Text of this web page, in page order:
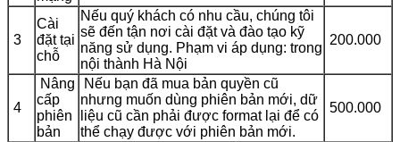
3
Cài
đặt tại
chỗ
Nếu quý khách có nhu cầu, chúng tôi
sẽ đến tận nơi cài đặt và đào tạo kỹ
năng sử dụng. Phạm vi áp dụng: trong
nội thành Hà Nội
200.000
4
Nâng
cấp
phiên
bản
Nếu bạn đã mua bản quyền cũ
nhưng muốn dùng phiên bản mới, dữ
liệu cũ cần phải được format lại để có
thể chạy được với phiên bản mới.
500.000